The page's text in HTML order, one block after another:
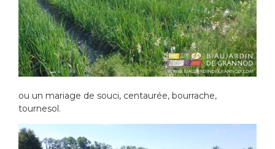
ou un mariage de souci, centaurée, bourrache,
tournesol.